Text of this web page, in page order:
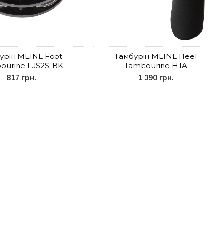
MEINL Foot
FJS2S-BK
817 грн.
Тамбурін MEINL Heel
Tambourine HTA
1 090 грн.